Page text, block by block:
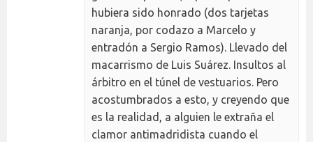
hubiera sido honrado (dos tarjetas
naranja, por codazo a Marcelo y
entradón a Sergio Ramos). Llevado del
macarrismo de Luis Suárez. Insultos al
árbitro en el túnel de vestuarios. Pero
acostumbrados a esto, y creyendo que
es la realidad, a alguien le extraña el
clamor antimadridista cuando el